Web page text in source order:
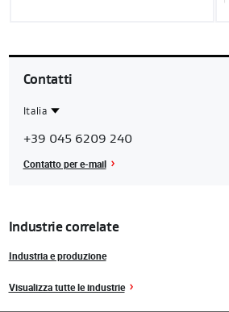
Contatti
Italia
Italia
+39 045 6209 240
Contatto per e-mail
Industrie correlate
Industria e produzione
Visualizza tutte le industrie